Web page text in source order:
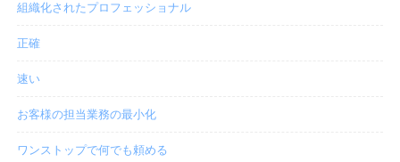
組織化されたプロフェッショナル
正確
速い
お客様の担当業務の最小化
ワンストップで何でも頼める